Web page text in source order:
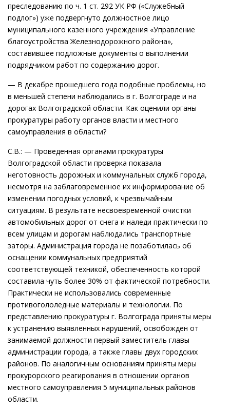
преследованию по ч. 1 ст. 292 УК РФ («Служебный
подлог») уже подвергнуто должностное лицо
муниципального казенного учреждения «Управление
благоустройства Железнодорожного района»,
составившее подложные документы о выполнении
подрядчиком работ по содержанию дорог.
— В декабре прошедшего года подобные проблемы, но
в меньшей степени наблюдались в г. Волгограде и на
дорогах Волгоградской области. Как оценили органы
прокуратуры работу органов власти и местного
самоуправления в области?
С.В.: — Проведенная органами прокуратуры
Волгоградской области проверка показала
неготовность дорожных и коммунальных служб города,
несмотря на заблаговременное их информирование об
изменении погодных условий, к чрезвычайным
ситуациям. В результате несвоевременной очистки
автомобильных дорог от снега и наледи практически по
всем улицам и дорогам наблюдались транспортные
заторы. Администрация города не позаботилась об
оснащении коммунальных предприятий
соответствующей техникой, обеспеченность которой
составила чуть более 30% от фактической потребности.
Практически не использовались современные
противогололедные материалы и технологии. По
представлению прокуратуры г. Волгограда приняты меры
к устранению выявленных нарушений, освобожден от
занимаемой должности первый заместитель главы
администрации города, а также главы двух городских
районов. По аналогичным основаниям приняты меры
прокурорского реагирования в отношении органов
местного самоуправления 5 муниципальных районов
области.